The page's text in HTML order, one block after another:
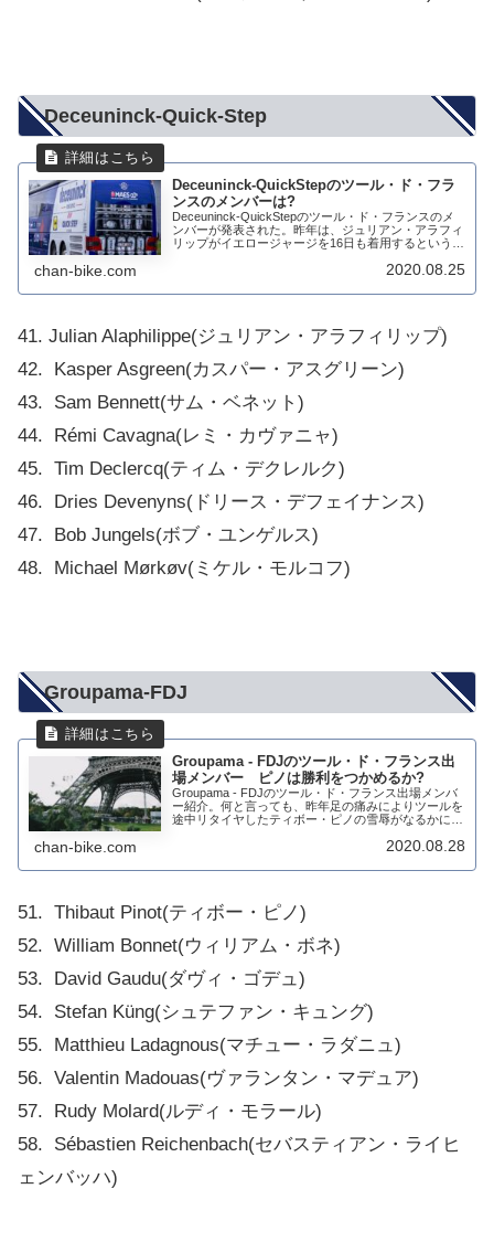
Deceuninck-Quick-Step
Deceuninck-QuickStepのツール・ド・フラ
ンスのメンバーは?
Deceuninck-QuickStepのツール・ド・フランスのメ
ンバーが発表された。昨年は、ジュリアン・アラフィ
リップがイエロージャージを16日も着用するという大
chan-bike.com 2020.08.25
41. Julian Alaphilippe(ジュリアン・アラフィリップ)
42. Kasper Asgreen(カスパー・アスグリーン)
43. Sam Bennett(サム・ベネット)
44. Rémi Cavagna(レミ・カヴァニャ)
45. Tim Declercq(ティム・デクレルク)
46. Dries Devenyns(ドリース・デフェイナンス)
47. Bob Jungels(ボブ・ユンゲルス)
48. Michael Mørkøv(ミケル・モルコフ)
Groupama-FDJ
Groupama - FDJのツール・ド・フランス出
場メンバー ピノは勝利をつかめるか?
Groupama - FDJのツール・ド・フランス出場メンバ
ー紹介。何と言っても、昨年足の痛みによりツールを
途中リタイヤしたティボー・ピノの雪辱がなるかに注
わっただけだ。ツール・ド・フランス出...
chan-bike.com 2020.08.28
51. Thibaut Pinot(ティボー・ピノ)
52. William Bonnet(ウィリアム・ボネ)
53. David Gaudu(ダヴィ・ゴデュ)
54. Stefan Küng(シュテファン・キュング)
55. Matthieu Ladagnous(マチュー・ラダニュ)
56. Valentin Madouas(ヴァランタン・マデュア)
57. Rudy Molard(ルディ・モラール)
58. Sébastien Reichenbach(セバスティアン・ライヒ
ェンバッハ)